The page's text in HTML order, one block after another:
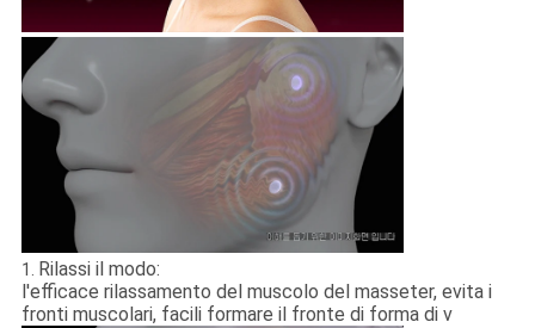
1. Rilassi il modo:
l'efficace rilassamento del muscolo del masseter, evita i
fronti muscolari, facili formare il fronte di forma di v